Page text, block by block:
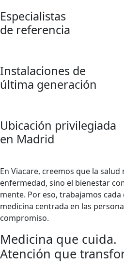
Especialistas
de referencia
Instalaciones de
última generación
Ubicación privilegiada
en Madrid
En Viacare, creemos que la
enfermedad, sino el bienestar
mente. Por eso, trabajamos
medicina centrada en las
compromiso.
Medicina que cuida.
Atención que